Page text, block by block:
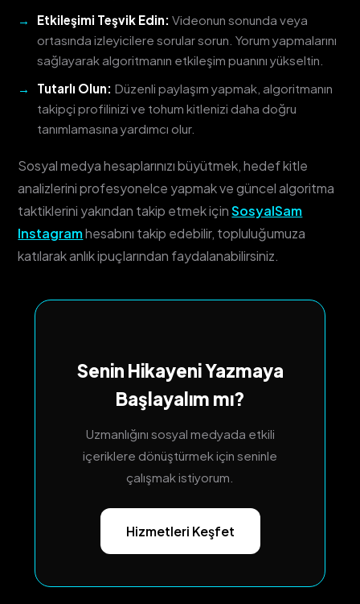
Etkileşimi Teşvik Edin: Videonun sonunda veya
ortasında izleyicilere sorular sorun. Yorum yapmalarını
sağlayarak algoritmanın etkileşim puanını yükseltin.
Tutarlı Olun: Düzenli paylaşım yapmak, algoritmanın
takipçi profilinizi ve tohum kitlenizi daha doğru
tanımlamasına yardımcı olur.
Sosyal medya hesaplarınızı büyütmek, hedef kitle
analizlerini profesyonelce yapmak ve güncel algoritma
taktiklerini yakından takip etmek içinSosyalSam
Instagramhesabını takip edebilir, topluluğumuza
katılarak anlık ipuçlarından faydalanabilirsiniz.
Senin Hikayeni Yazmaya
Başlayalım mı?
Uzmanlığını sosyal medyada etkili
içeriklere dönüştürmek için seninle
çalışmak istiyorum.
Hizmetleri Keşfet